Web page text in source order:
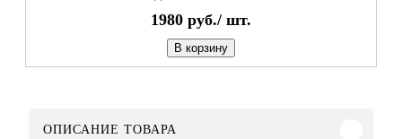
1980 руб./ шт.
В корзину
ОПИСАНИЕ ТОВАРА